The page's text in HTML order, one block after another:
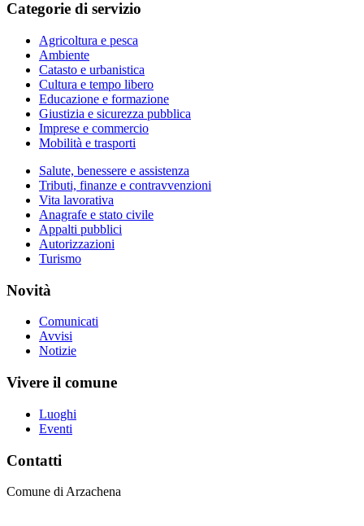
Categorie di servizio
Agricoltura e pesca
Ambiente
Catasto e urbanistica
Cultura e tempo libero
Educazione e formazione
Giustizia e sicurezza pubblica
Imprese e commercio
Mobilità e trasporti
Salute, benessere e assistenza
Tributi, finanze e contravvenzioni
Vita lavorativa
Anagrafe e stato civile
Appalti pubblici
Autorizzazioni
Turismo
Novità
Comunicati
Avvisi
Notizie
Vivere il comune
Luoghi
Eventi
Contatti
Comune di Arzachena